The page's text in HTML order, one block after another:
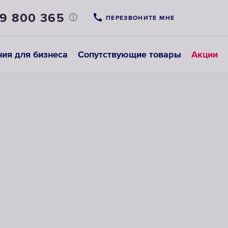
800 365 ПЕРЕЗВОНИТЕ МНЕ
для бизнеса Сопутствующие товары Акции